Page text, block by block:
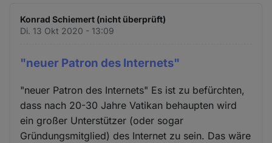
Konrad Schiemert (nicht überprüft)
Di. 13 Okt 2020 - 13:09
"neuer Patron des Internets"
"neuer Patron des Internets" Es ist zu befürchten,
dass nach 20-30 Jahre Vatikan behaupten wird
ein großer Unterstützer (oder sogar
Gründungsmitglied) des Internet zu sein. Das wäre